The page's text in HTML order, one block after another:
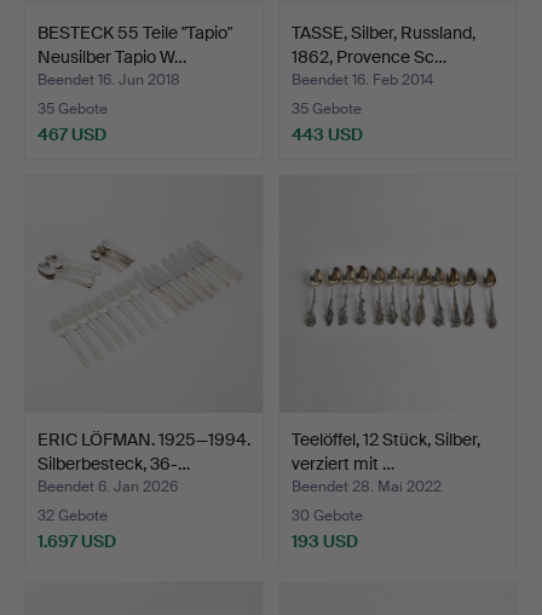
BESTECK 55 Teile "Tapio"
Neusilber Tapio W…
Beendet 16. Jun 2018
35 Gebote
467 USD
TASSE, Silber, Russland,
1862, Provence Sc…
Beendet 16. Feb 2014
35 Gebote
443 USD
ERIC LÖFMAN. 1925—1994.
Silberbesteck, 36-…
Beendet 6. Jan 2026
32 Gebote
1.697 USD
Teelöffel, 12 Stück, Silber,
verziert mit …
Beendet 28. Mai 2022
30 Gebote
193 USD